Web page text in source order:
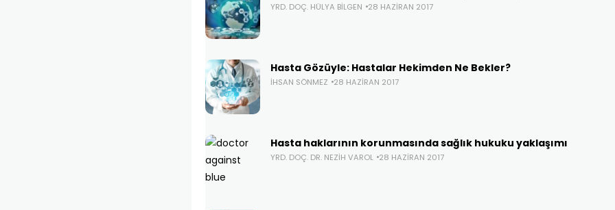
YRD. DOÇ. HÜLYA BILGEN 28 HAZIRAN 2017
Hasta Gözüyle: Hastalar Hekimden Ne Bekler?
İHSAN SÖNMEZ 28 HAZIRAN 2017
Hasta haklarının korunmasında sağlık hukuku yaklaşımı
YRD. DOÇ. DR. NEZIH VAROL 28 HAZIRAN 2017